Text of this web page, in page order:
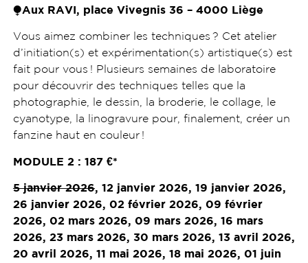
⧭Aux RAVI, place Vivegnis 36 – 4000 Liège
Vous aimez combiner les techniques ? Cet atelier
d’initiation(s) et expérimentation(s) artistique(s) est
fait pour vous ! Plusieurs semaines de laboratoire
pour découvrir des techniques telles que la
photographie, le dessin, la broderie, le collage, le
cyanotype, la linogravure pour, finalement, créer un
fanzine haut en couleur !
MODULE 2 : 187 €*
5 janvier 2026, 12 janvier 2026, 19 janvier 2026,
26 janvier 2026, 02 février 2026, 09 février
2026, 02 mars 2026, 09 mars 2026, 16 mars
2026, 23 mars 2026, 30 mars 2026, 13 avril 2026,
20 avril 2026, 11 mai 2026, 18 mai 2026, 01 juin